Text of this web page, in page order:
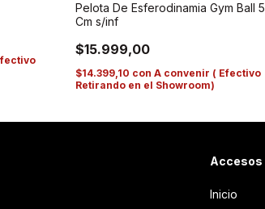
Pelota De Esferodinamia Gym Ball
Cm s/inf
$15.999,00
$14.399,10 con A convenir ( Efectivo
Retirando en el Showroom)
Accesos
Inicio